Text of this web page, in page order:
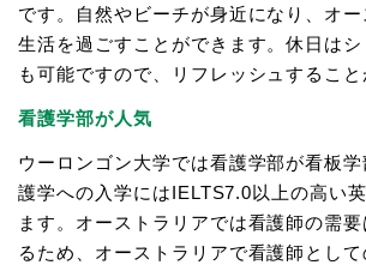
です。自然やビーチが身近になり、オ
生活を過ごすことができます。休日は
も可能ですので、リフレッシュすること
看護学部が人気
ウーロンゴン大学では看護学部が看板
護学への入学にはIELTS7.0以上の高い
ます。オーストラリアでは看護師の需
るため、オーストラリアで看護師とし